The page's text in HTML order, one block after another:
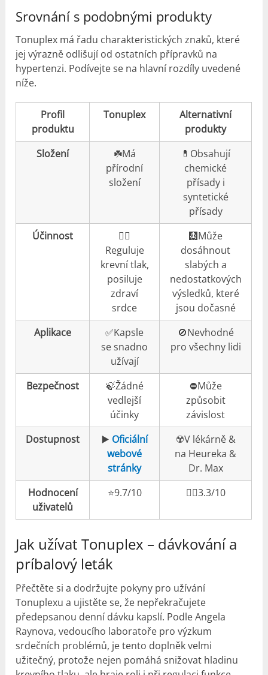
Srovnání s podobnými produkty
Tonuplex má řadu charakteristických znaků, které
jej výrazně odlišují od ostatních přípravků na
hypertenzi. Podívejte se na hlavní rozdíly uvedené
níže.
Profil
produktu
Tonuplex
Alternativní
produkty
Složení
☘️Má
přírodní
složení
💊Obsahují
chemické
přísady i
syntetické
přísady
Účinnost
👍🏼
Reguluje
krevní tlak,
posiluje
zdraví
srdce
🩻Může
dosáhnout
slabých a
nedostatkových
výsledků, které
jsou dočasné
Aplikace
✅Kapsle
se snadno
užívají
🚫Nevhodné
pro všechny lidi
Bezpečnost
🍃Žádné
vedlejší
účinky
⛔️Může
způsobit
závislost
Dostupnost
▶️ Oficiální
webové
stránky
☢️V lékárně &
na Heureka &
Dr. Max
Hodnocení
uživatelů
⭐️9.7/10 👎🏼3.3/10
Jak užívat Tonuplex – dávkování a
príbalový leták
Přečtěte si a dodržujte pokyny pro užívání
Tonuplexu a ujistěte se, že nepřekračujete
předepsanou denní dávku kapslí. Podle Angela
Raynova, vedoucího laboratoře pro výzkum
srdečních problémů, je tento doplněk velmi
užitečný, protože nejen pomáhá snižovat hladinu